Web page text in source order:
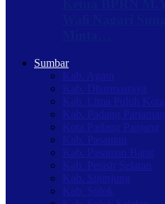
Sumbar
Kab. Agam
Kab. Dharmasraya
Kab. Lima Puluh Kota
Kab. Padang Pariaman
Kota Padang Panjang
Kab. Pasaman
Kab. Pasaman Barat
Kab. Pesisir Selatan
Kab. Sijunjung
Kab. Solok